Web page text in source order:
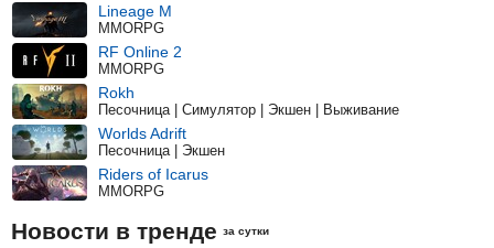
Lineage M
MMORPG
RF Online 2
MMORPG
Rokh
Песочница | Симулятор | Экшен | Выживание
Worlds Adrift
Песочница | Экшен
Riders of Icarus
MMORPG
Новости в тренде за сутки